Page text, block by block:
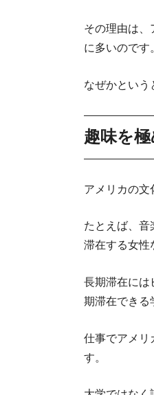
その理由は、
に多いのです
なぜかという
趣味を
アメリカの文
たとえば、音
滞在する女性
長期滞在には
期滞在できる
仕事でアメリ
す。